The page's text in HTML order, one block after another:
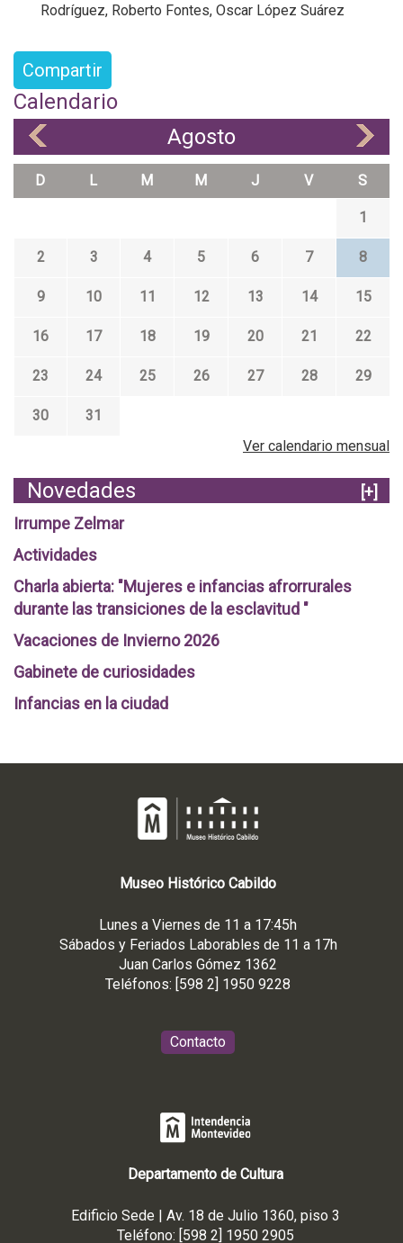
Rodríguez, Roberto Fontes, Oscar López Suárez
Compartir
Calendario
Agosto
D L M M J V S
1
2 3 4 5 6 7 8
9 10 11 12 13 14 15
16 17 18 19 20 21 22
23 24 25 26 27 28 29
30
31
Ver calendario mensual
Novedades
[+]
Irrumpe Zelmar
Actividades
Charla abierta: "Mujeres e infancias afrorrurales
durante las transiciones de la esclavitud "
Vacaciones de Invierno 2026
Gabinete de curiosidades
Infancias en la ciudad
Museo Histórico Cabildo
Lunes a Viernes de 11 a 17:45h
Sábados y Feriados Laborables de 11 a 17h
Juan Carlos Gómez 1362
Teléfonos: [598 2] 1950 9228
Contacto
Departamento de Cultura
Edificio Sede | Av. 18 de Julio 1360, piso 3
Teléfono: [598 2] 1950 2905